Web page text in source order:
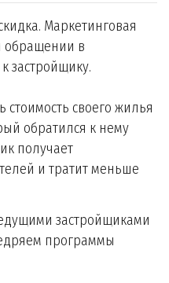
Маркетинговая
обращении в
застройщику.
своего жилья
обратился к нему
получает
и тратит меньше
застройщиками
программы